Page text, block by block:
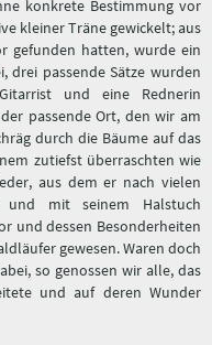
konkrete Bestimmung vor
kleiner Träne gewickelt; aus
gefunden hatten, wurde ein
drei passende Sätze wurden
und eine Rednerin
passende Ort, den wir am
durch die Bäume auf das
zutiefst überraschten wie
aus dem er nach vielen
und mit seinem Halstuch
und dessen Besonderheiten
gewesen. Waren doch
so genossen wir alle, das
und auf deren Wunder